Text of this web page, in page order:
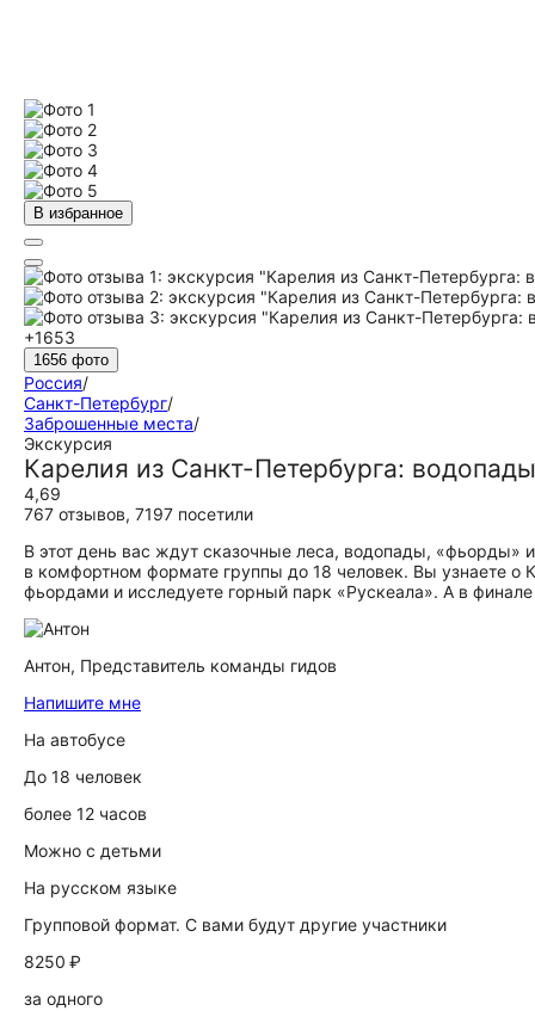
В избранное
+1653
1656 фото
Россия/
Санкт-Петербург/
Заброшенные места/
Экскурсия
Карелия из Санкт-Петербурга:
4,69
767 отзывов, 7197 посетили
В этот день вас ждут сказочные леса, водопады, «фьорды»
в комфортном формате группы до 18 человек. Вы узнаете о
фьордами и исследуете горный парк «Рускеала». А в
Антон, Представитель команды гидов
Напишите мне
На автобусе
До 18 человек
более 12 часов
Можно с детьми
На русском языке
Групповой формат. С вами будут другие участники
8250 ₽
за одного